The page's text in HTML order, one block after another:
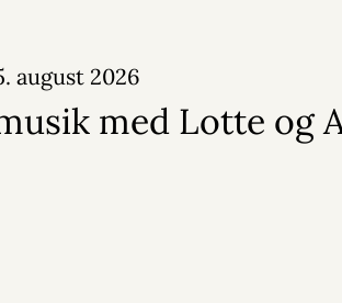
august 2026
med Lotte og